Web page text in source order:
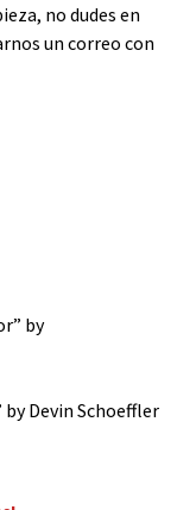
no dudes en
un correo con
by Devin Schoeffler